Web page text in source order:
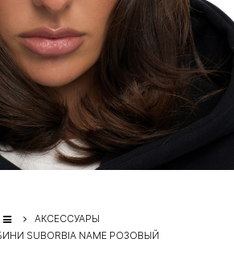
АКСЕССУАРЫ
SUBORBIA NAME РОЗОВЫЙ